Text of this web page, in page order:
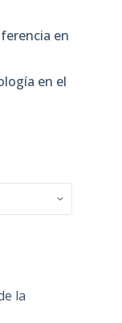
en
en el
la